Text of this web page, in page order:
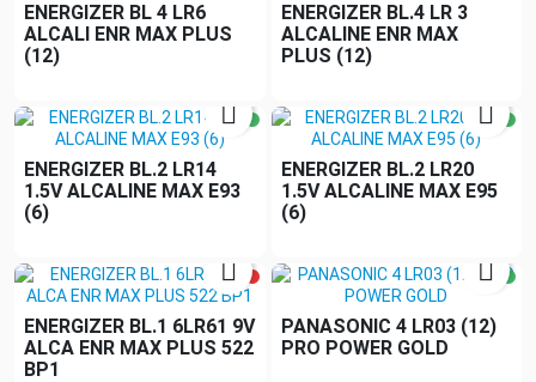
ENERGIZER BL 4 LR6
ALCALI ENR MAX PLUS
(12)
ENERGIZER BL.4 LR 3
ALCALINE ENR MAX
PLUS (12)

ENERGIZER BL.2 LR14
1.5V ALCALINE MAX E93
(6)

ENERGIZER BL.2 LR20
1.5V ALCALINE MAX E95
(6)

ENERGIZER BL.1 6LR61 9V
ALCA ENR MAX PLUS 522
BP1

PANASONIC 4 LR03 (12)
PRO POWER GOLD